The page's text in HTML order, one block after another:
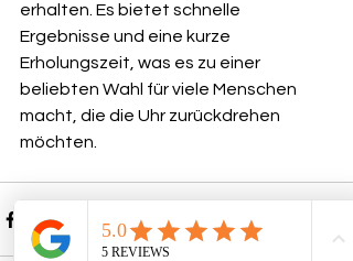
erhalten. Es bietet schnelle
Ergebnisse und eine kurze
Erholungszeit, was es zu einer
beliebten Wahl für viele Menschen
macht, die die Uhr zurückdrehen
möchten.